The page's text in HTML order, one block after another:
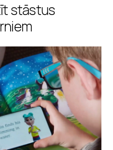
stāstus